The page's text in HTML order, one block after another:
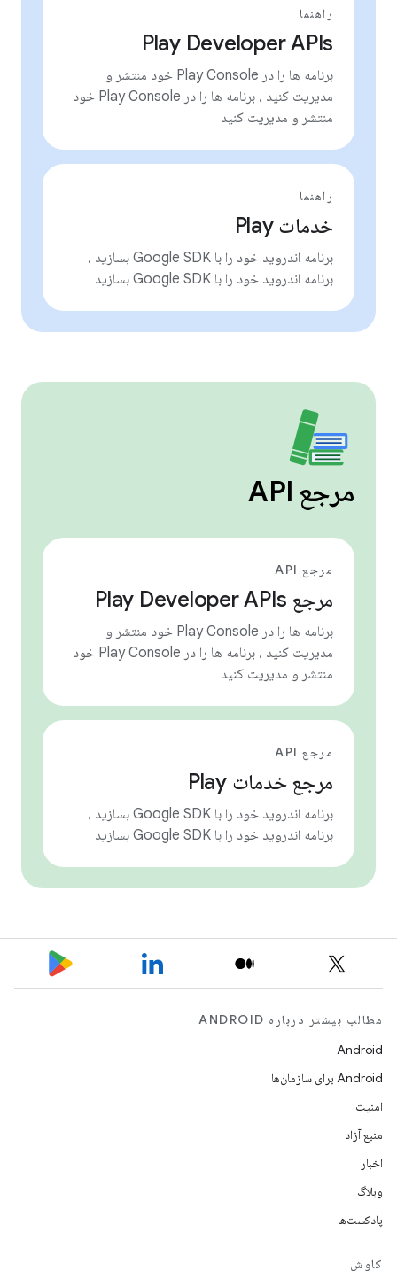
راهنما
Play Developer APIs
برنامه ها را در Play Console خود منتشر و
مدیریت کنید ، برنامه ها را در Play Console خود
منتشر و مدیریت کنید
راهنما
خدمات Play
برنامه اندروید خود را با Google SDK بسازید ،
برنامه اندروید خود را با Google SDK بسازید
مرجع API
مرجع API
مرجع Play Developer APIs
برنامه ها را در Play Console خود منتشر و
مدیریت کنید ، برنامه ها را در Play Console خود
منتشر و مدیریت کنید
مرجع API
مرجع خدمات Play
برنامه اندروید خود را با Google SDK بسازید ،
برنامه اندروید خود را با Google SDK بسازید
مطالب بیشتر درباره ANDROID
Android
Android برای سازمان‌ها
امنیت
منبع آزاد
اخبار
وبلاگ
پادکست‌ها
کاوش